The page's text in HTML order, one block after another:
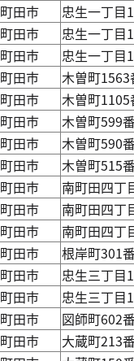
町田市
忠生一丁目
町田市
忠生一丁目
町田市
忠生一丁目
町田市
木曽町
町田市
木曽町
町田市
木曽町599
町田市
木曽町590
町田市
木曽町515
町田市
南町田四丁
町田市
南町田四丁
町田市
南町田四丁
町田市
根岸町301
町田市
忠生三丁目
町田市
忠生三丁目
町田市
図師町602
町田市
大蔵町213